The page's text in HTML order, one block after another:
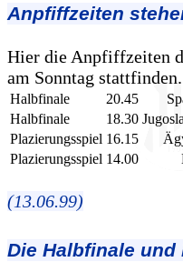
Anpfiffzeiten
Hier die Anpfiffzeiten
am Sonntag stattfinden.
Halbfinale 20.45
Halbfinale
18.30
Plazierungsspiel 16.15
Plazierungsspiel 14.00
(13.06.99)
Die Halbfinale